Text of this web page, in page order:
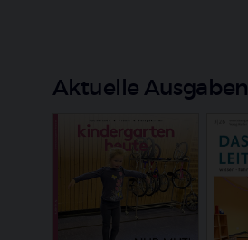
Aktuelle Ausgaben